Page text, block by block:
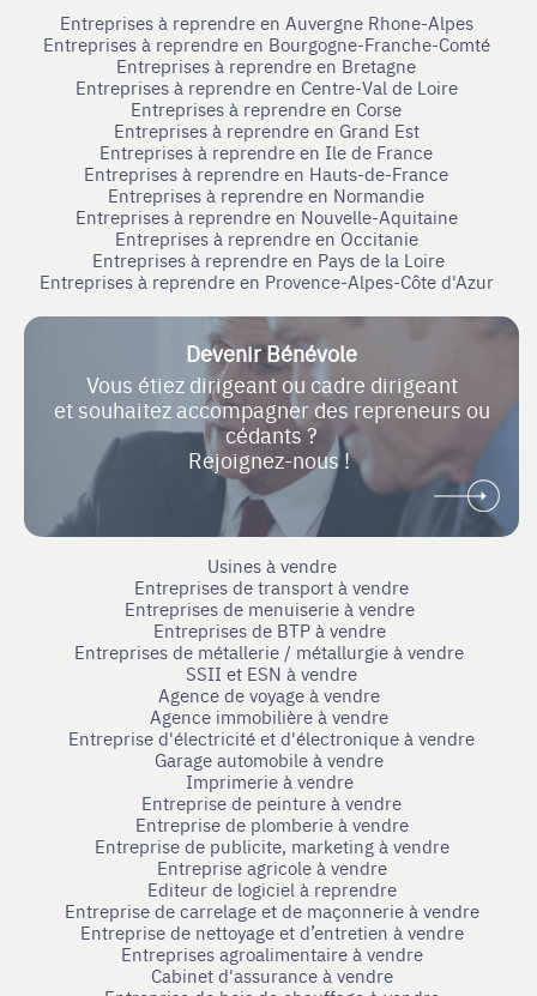
Entreprises à reprendre en Auvergne Rhone-Alpes
Entreprises à reprendre en Bourgogne-Franche-Comté
Entreprises à reprendre en Bretagne
Entreprises à reprendre en Centre-Val de Loire
Entreprises à reprendre en Corse
Entreprises à reprendre en Grand Est
Entreprises à reprendre en Ile de France
Entreprises à reprendre en Hauts-de-France
Entreprises à reprendre en Normandie
Entreprises à reprendre en Nouvelle-Aquitaine
Entreprises à reprendre en Occitanie
Entreprises à reprendre en Pays de la Loire
Entreprises à reprendre en Provence-Alpes-Côte d'Azur
Devenir Bénévole
Vous étiez dirigeant ou cadre dirigeant
et souhaitez accompagner des repreneurs ou
cédants ?
Rejoignez-nous !
Usines à vendre
Entreprises de transport à vendre
Entreprises de menuiserie à vendre
Entreprises de BTP à vendre
Entreprises de métallerie / métallurgie à vendre
SSII et ESN à vendre
Agence de voyage à vendre
Agence immobilière à vendre
Entreprise d'électricité et d'électronique à vendre
Garage automobile à vendre
Imprimerie à vendre
Entreprise de peinture à vendre
Entreprise de plomberie à vendre
Entreprise de publicite, marketing à vendre
Entreprise agricole à vendre
Editeur de logiciel à reprendre
Entreprise de carrelage et de maçonnerie à vendre
Entreprise de nettoyage et d’entretien à vendre
Entreprises agroalimentaire à vendre
Cabinet d'assurance à vendre